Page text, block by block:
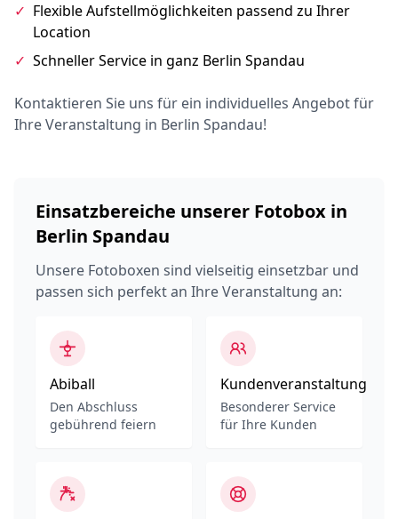
✓ Flexible Aufstellmöglichkeiten passend zu Ihrer
Location
✓ Schneller Service in ganz Berlin Spandau
Kontaktieren Sie uns für ein individuelles Angebot für
Ihre Veranstaltung in Berlin Spandau!
Einsatzbereiche unserer Fotobox in
Berlin Spandau
Unsere Fotoboxen sind vielseitig einsetzbar und
passen sich perfekt an Ihre Veranstaltung an:
Abiball
Den Abschluss
gebührend feiern
Kundenveranstaltung
Besonderer Service
für Ihre Kunden